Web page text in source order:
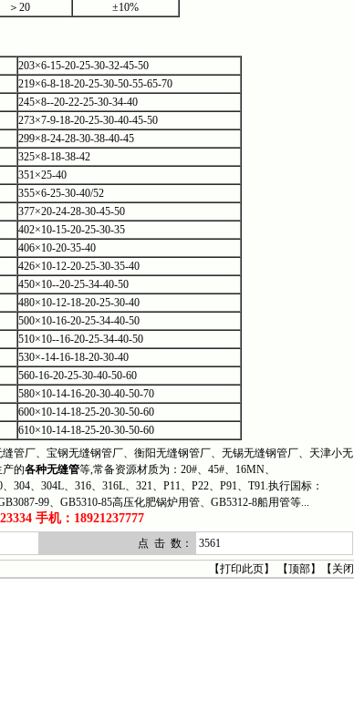
＞20 ±10%
203×6-15-20-25-30-32-45-50
219×6-8-18-20-25-30-50-55-65-70
245×8--20-22-25-30-34-40
273×7-9-18-20-25-30-40-45-50
299×8-24-28-30-38-40-45
325×8-18-38-42
351×25-40
355×6-25-30-40/52
377×20-24-28-30-45-50
402×10-15-20-25-30-35
406×10-20-35-40
426×10-12-20-25-30-35-40
450×10--20-25-34-40-50
480×10-12-18-20-25-30-40
500×10-16-20-25-34-40-50
510×10--16-20-25-34-40-50
530×-14-16-18-20-30-40
560-16-20-25-30-40-50-60
580×10-14-16-20-30-40-50-70
600×10-14-18-25-20-30-50-60
610×10-14-18-25-20-30-50-60
厂、宝钢无缝钢管厂、衡阳无缝钢管厂、无锡无缝钢管厂、天津小无
的各种无缝管等,常备资源材质为：20#、45#、16MN、
、304L、316、316L、321、P11、P22、P91、T91.执行国标：
99、GB5310-85高压化肥锅炉用管、GB5312-8船用管等...
手机：18921237777
点 击 数：
3561
【打印此页】 【顶部】【 关闭